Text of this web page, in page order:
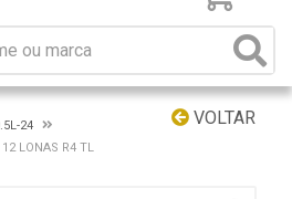
VOLTAR
24
LONAS R4 TL